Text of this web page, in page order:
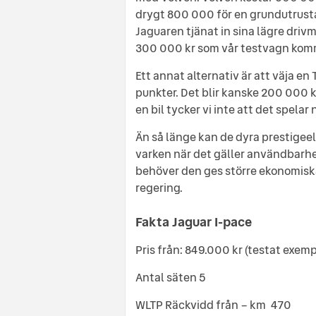
drygt 800 000 för en
Jaguaren tjänat in sina lägre
300 000 kr som vår testvagn
Ett annat alternativ är att väja en
punkter. Det blir kanske 200 000
en bil tycker vi inte att det spelar
Än så länge kan de dyra
varken när det gäller
behöver den ges större
regering.
Fakta Jaguar I-pace
Pris från: 849.000 kr (testat
Antal säten 5
WLTP Räckvidd från – km 470